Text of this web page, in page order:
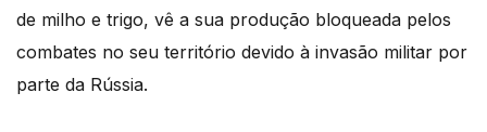
de milho e trigo, vê a sua produção bloqueada pelos
combates no seu território devido à invasão militar por
parte da Rússia.